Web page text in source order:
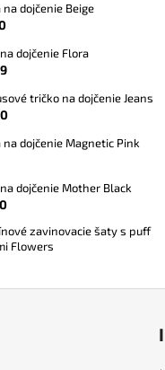
na dojčenie Beige
dojčenie Flora
tričko na dojčenie Jeans
na dojčenie Magnetic Pink
dojčenie Mother Black
zavinovacie šaty s puff
Flowers